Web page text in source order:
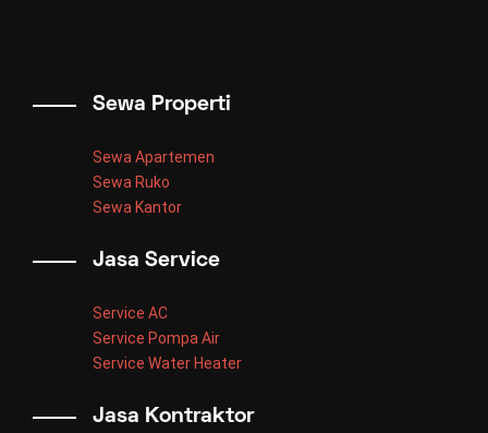
Sewa Properti
Sewa Apartemen
Sewa Ruko
Sewa Kantor
Jasa Service
Service AC
Service Pompa Air
Service Water Heater
Jasa Kontraktor